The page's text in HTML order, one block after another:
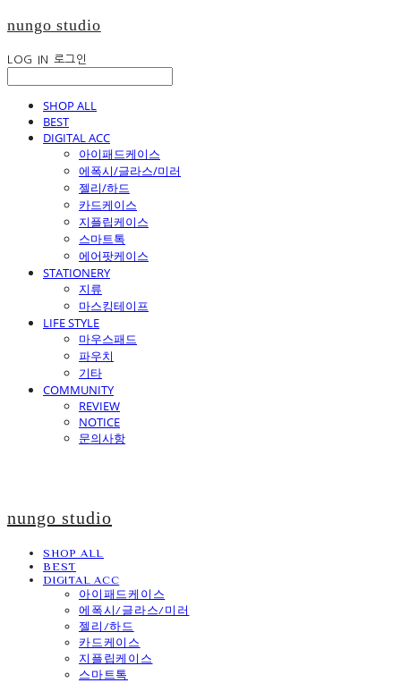
nungo studio
LOG IN 로그인
SHOP ALL
BEST
DIGITAL ACC
아이패드케이스
에폭시/글라스/미러
젤리/하드
카드케이스
지플립케이스
스마트톡
에어팟케이스
STATIONERY
지류
마스킹테이프
LIFE STYLE
마우스패드
파우치
기타
COMMUNITY
REVIEW
NOTICE
문의사항
nungo studio
SHOP ALL
BEST
DIGITAL ACC
아이패드케이스
에폭시/글라스/미러
젤리/하드
카드케이스
지플립케이스
스마트톡